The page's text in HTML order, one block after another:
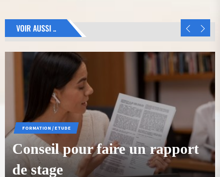
VOIR AUSSI ..
FORMATION / ETUDE
Conseil pour faire un rapport
de stage